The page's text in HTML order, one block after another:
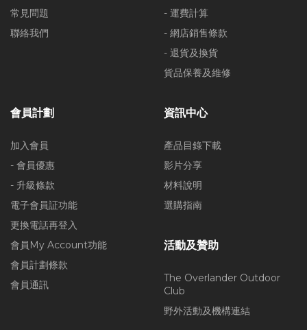
常見問題
聯絡我們
- 運費計算
- 網店銷售條款
- 退貨及換貨
貨品保養及維修
會員計劃
加入會員
- 會員優惠
- 升級條款
電子會員証功能
更換電話再登入
會員My Account功能
會員計劃條款
會員通訊
資訊中心
產品目錄下載
影片分享
材料說明
選購指南
活動及贊助
The Overlander Outdoor
Club
野外活動及機構連結